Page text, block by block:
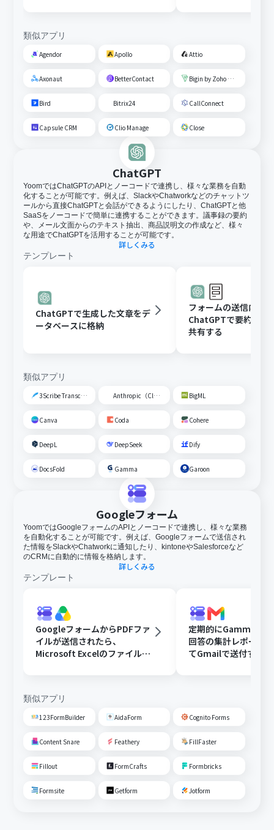
類似アプリ
Agendor Apollo Attio
Axonaut BetterContact Bigin by Zoho CRM
Bird Bitrix24 CallConnect
Capsule CRM Clio Manage Close
ChatGPT
YoomではChatGPTのAPIとノーコードで連携し、様々な業務を自動
化することが可能です。例えば、SlackやChatworkなどのチャットツ
ールから直接ChatGPTと会話ができるようにしたり、ChatGPTと他
SaaSをノーコードで簡単に連携することができます。議事録の要約
や、メール文面からのテキスト抽出、商品説明文の作成など、様々
な用途でChatGPTを活用することが可能です。
詳しくみる
テンプレート
ChatGPTで生成した文章をデ
ータベースに格納
フォームの送信内容を
ChatGPTで要約し、
共有する
類似アプリ
3Scribe Transcription Anthropic（Claude） BigML
Canva Coda Cohere
DeepL DeepSeek Dify
DocsFold Gamma Garoon
Googleフォーム
YoomではGoogleフォームのAPIとノーコードで連携し、様々な業務
を自動化することが可能です。例えば、Googleフォームで送信され
た情報をSlackやChatworkに通知したり、kintoneやSalesforceなど
のCRMに自動的に情報を格納します。
詳しくみる
テンプレート
GoogleフォームからPDFファ
イルが送信されたら、
Microsoft Excelのファイルに
定期的にGammaで
回答の集計レポート
てGmailで送付する
類似アプリ
123FormBuilder AidaForm Cognito Forms
Content Snare Feathery FillFaster
Fillout FormCrafts Formbricks
Formsite Getform Jotform